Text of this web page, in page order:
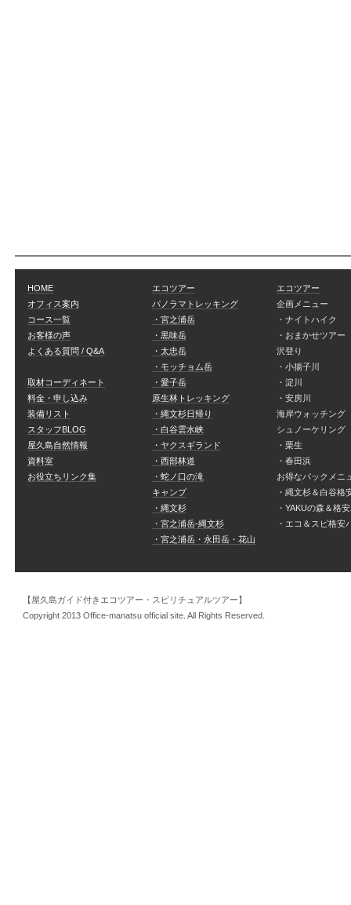
HOME
オフィス案内
コース一覧
お客様の声
よくある質問 / Q&A
取材コーディネート
料金・申し込み
装備リスト
スタッフBLOG
屋久島自然情報
資料室
お役立ちリンク集
エコツアー
パノラマトレッキング
・宮之浦岳
・黒味岳
・太忠岳
・モッチョム岳
・愛子岳
原生林トレッキング
・縄文杉日帰り
・白谷雲水峡
・ヤクスギランド
・西部林道
・蛇ノ口の滝
キャンプ
・縄文杉
・宮之浦岳-縄文杉
・宮之浦岳・永田岳・花山
エコツアー
企画メニュー
・ナイトハイク
・おまかせツアー
沢登り
・小揚子川
・淀川
・安房川
海岸ウォッチング
シュノーケリング
・栗生
・春田浜
お得なパックメニ
・縄文杉＆白谷格
・YAKUの森＆格
・エコ＆スピ格安
【屋久島ガイド付きエコツアー・スピリチュアルツアー】
Copyright 2013 Office-manatsu official site. All Rights Reserved.